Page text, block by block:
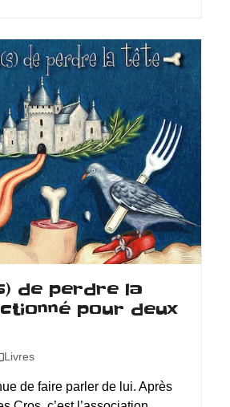
de perdre la
pour deux
Livres
de faire parler de lui. Après